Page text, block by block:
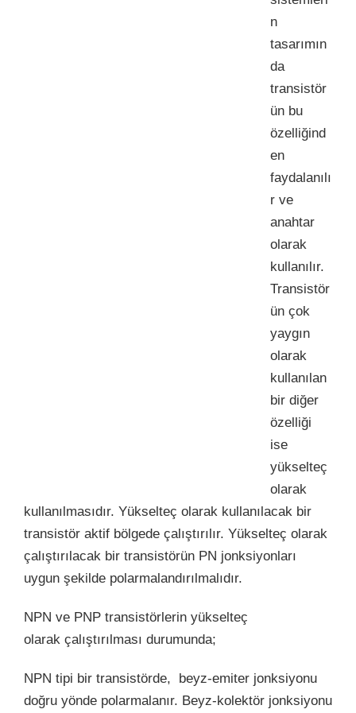
n
tasarımın
da
transistör
ün bu
özelliğind
en
faydalanılı
r ve
anahtar
olarak
kullanılır.
Transistör
ün çok
yaygın
olarak
kullanılan
bir diğer
özelliği
ise
yükselteç
olarak
kullanılmasıdır. Yükselteç olarak kullanılacak bir
transistör aktif bölgede çalıştırılır. Yükselteç olarak
çalıştırılacak bir transistörün PN jonksiyonları
uygun şekilde polarmalandırılmalıdır.
NPN ve PNP transistörlerin yükselteç
olarak çalıştırılması durumunda;
NPN tipi bir transistörde, beyz-emiter jonksiyonu
doğru yönde polarmalanır. Beyz-kolektör jonksiyonu